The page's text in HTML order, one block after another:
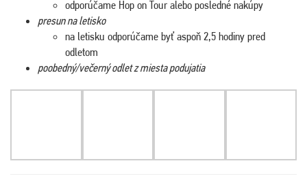
odporúčame Hop on Tour alebo posledné nakúpy
presun na letisko
na letisku odporúčame byť aspoň 2,5 hodiny pred
odletom
poobedný/večerný odlet z miesta podujatia